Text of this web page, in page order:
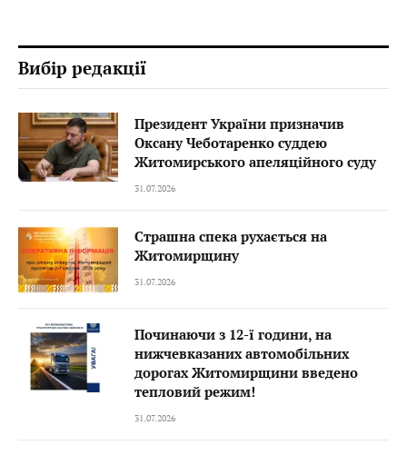
Вибір редакції
Президент України призначив
Оксану Чеботаренко суддею
Житомирського апеляційного суду
31.07.2026
Страшна спека рухається на
Житомирщину
31.07.2026
Починаючи з 12-ї години, на
нижчевказаних автомобільних
дорогах Житомирщини введено
тепловий режим!
31.07.2026